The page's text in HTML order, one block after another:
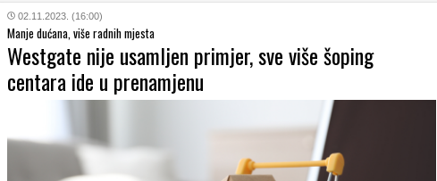
02.11.2023. (16:00)
Manje dućana, više radnih mjesta
Westgate nije usamljen primjer, sve više šoping
centara ide u prenamjenu